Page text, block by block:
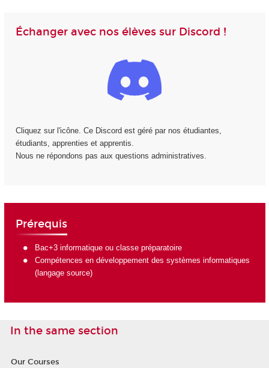
Échanger avec nos élèves sur Discord !
Cliquez sur l'icône. Ce Discord est géré par nos étudiantes,
étudiants, apprenties et apprentis.
Nous ne répondons pas aux questions administratives.
Prérequis
Bac+3 informatique ou classe préparatoire
Compétences en développement des systèmes informatiques
(langage source)
In the same section
Our Courses